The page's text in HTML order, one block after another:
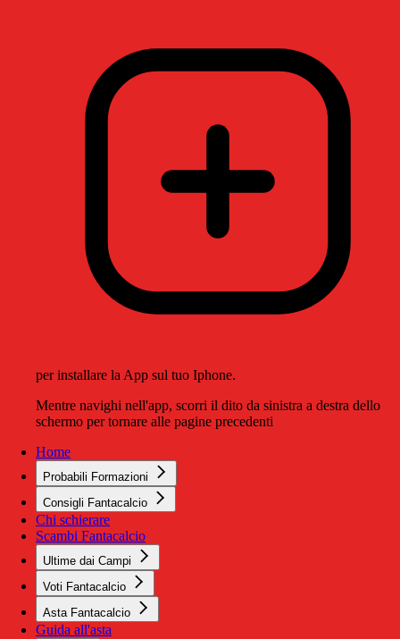
per installare la App sul tuo Iphone.
Mentre navighi nell'app, scorri il dito da sinistra a destra dello
schermo per tornare alle pagine precedenti
Home
Probabili Formazioni
Consigli Fantacalcio
Chi schierare
Scambi Fantacalcio
Ultime dai Campi
Voti Fantacalcio
Asta Fantacalcio
Guida all'asta